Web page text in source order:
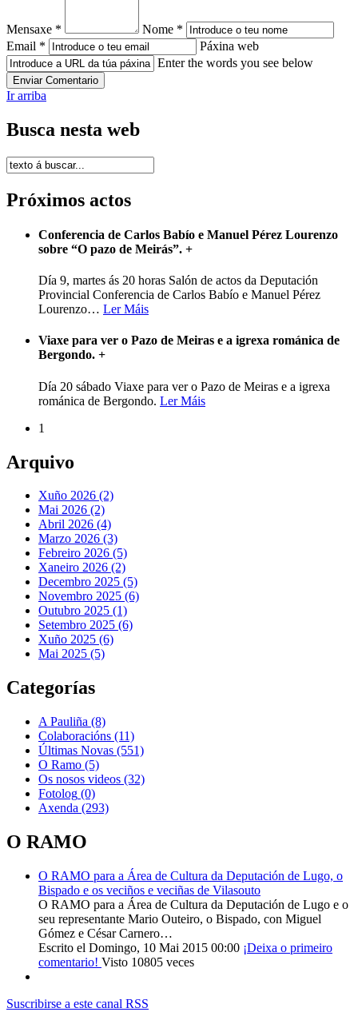
Mensaxe *
Nome *
Email *
Páxina web
Enter the words you see below
Ir arriba
Busca nesta web
Próximos actos
Conferencia de Carlos Babío e Manuel Pérez Lourenzo
sobre “O pazo de Meirás”. +
Día 9, martes ás 20 horas Salón de actos da Deputación
Provincial Conferencia de Carlos Babío e Manuel Pérez
Lourenzo… Ler Máis
Viaxe para ver o Pazo de Meiras e a igrexa románica de
Bergondo. +
Día 20 sábado Viaxe para ver o Pazo de Meiras e a igrexa
románica de Bergondo. Ler Máis
1
Arquivo
Xuño 2026 (2)
Mai 2026 (2)
Abril 2026 (4)
Marzo 2026 (3)
Febreiro 2026 (5)
Xaneiro 2026 (2)
Decembro 2025 (5)
Novembro 2025 (6)
Outubro 2025 (1)
Setembro 2025 (6)
Xuño 2025 (6)
Mai 2025 (5)
Categorías
A Pauliña (8)
Colaboracións (11)
Últimas Novas (551)
O Ramo (5)
Os nosos videos (32)
Fotolog (0)
Axenda (293)
O RAMO
O RAMO para a Área de Cultura da Deputación de Lugo, o
Bispado e os veciños e veciñas de Vilasouto
O RAMO para a Área de Cultura da Deputación de Lugo e o
seu representante Mario Outeiro, o Bispado, con Miguel
Gómez e César Carnero…
Escrito el Domingo, 10 Mai 2015 00:00 ¡Deixa o primeiro
comentario! Visto 10805 veces
Suscribirse a este canal RSS